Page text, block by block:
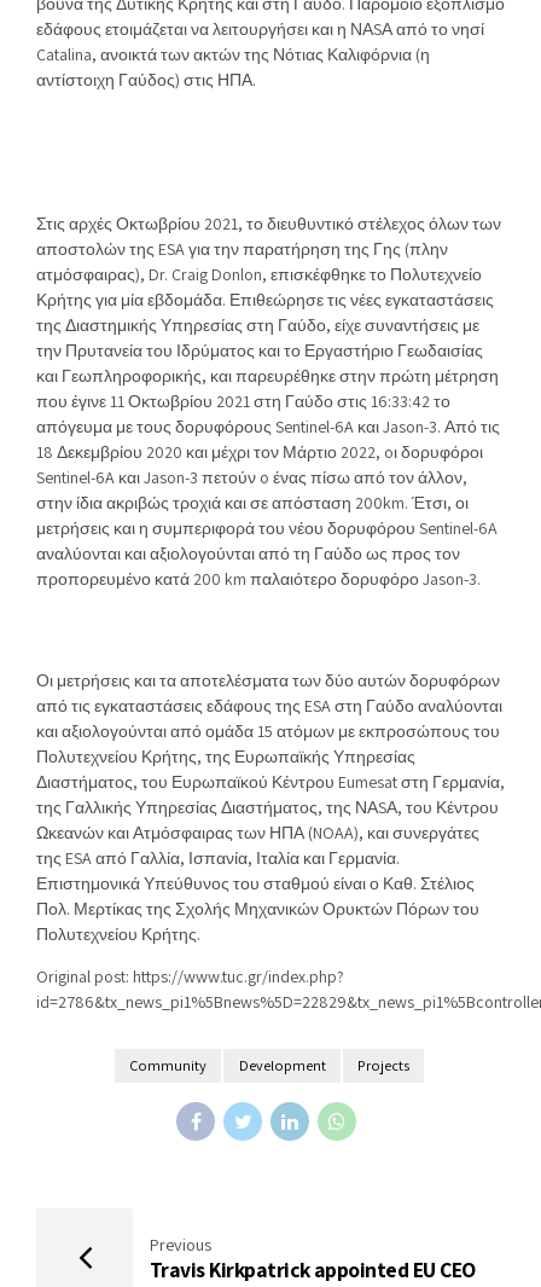
εδάφους ετοιμάζεται να λειτουργήσει και η ΝΑSΑ από το νησί
Catalina, ανοικτά των ακτών της Νότιας Καλιφόρνια (η
αντίστοιχη Γαύδος) στις ΗΠΑ.
Στις αρχές Οκτωβρίου 2021, το διευθυντικό στέλεχος όλων των
αποστολών της ESA για την παρατήρηση της Γης (πλην
ατμόσφαιρας), Dr. Craig Donlon, επισκέφθηκε το Πολυτεχνείο
Κρήτης για μία εβδομάδα. Επιθεώρησε τις νέες εγκαταστάσεις
της Διαστημικής Υπηρεσίας στη Γαύδο, είχε συναντήσεις με
την Πρυτανεία του Ιδρύματος και το Εργαστήριο Γεωδαισίας
και Γεωπληροφορικής, και παρευρέθηκε στην πρώτη μέτρηση
που έγινε 11 Οκτωβρίου 2021 στη Γαύδο στις 16:33:42 το
απόγευμα με τους δορυφόρους Sentinel-6A και Jason-3. Από τις
18 Δεκεμβρίου 2020 και μέχρι τον Μάρτιο 2022, oι δορυφόροι
Sentinel-6A και Jason-3 πετούν o ένας πίσω από τον άλλον,
στην ίδια ακριβώς τροχιά και σε απόσταση 200km. Έτσι, οι
μετρήσεις και η συμπεριφορά του νέου δορυφόρου Sentinel-6A
αναλύονται και αξιολογούνται από τη Γαύδο ως προς τον
προπορευμένο κατά 200 km παλαιότερο δορυφόρο Jason-3.
Οι μετρήσεις και τα αποτελέσματα των δύο αυτών δορυφόρων
από τις εγκαταστάσεις εδάφους της ESA στη Γαύδο αναλύονται
και αξιολογούνται από ομάδα 15 ατόμων με εκπροσώπους του
Πολυτεχνείου Κρήτης, της Ευρωπαϊκής Υπηρεσίας
Διαστήματος, του Ευρωπαϊκού Κέντρου Eumesat στη Γερμανία,
της Γαλλικής Υπηρεσίας Διαστήματος, της ΝΑSΑ, του Κέντρου
Ωκεανών και Ατμόσφαιρας των ΗΠΑ (NOAA), και συνεργάτες
της ESA από Γαλλία, Ισπανία, Ιταλία και Γερμανία.
Επιστημονικά Υπεύθυνος του σταθμού είναι ο Καθ. Στέλιος
Πολ. Μερτίκας της Σχολής Μηχανικών Ορυκτών Πόρων του
Πολυτεχνείου Κρήτης.
Original post: https://www.tuc.gr/index.php?
Community Development Projects
Previous
Travis Kirkpatrick appointed EU CEO